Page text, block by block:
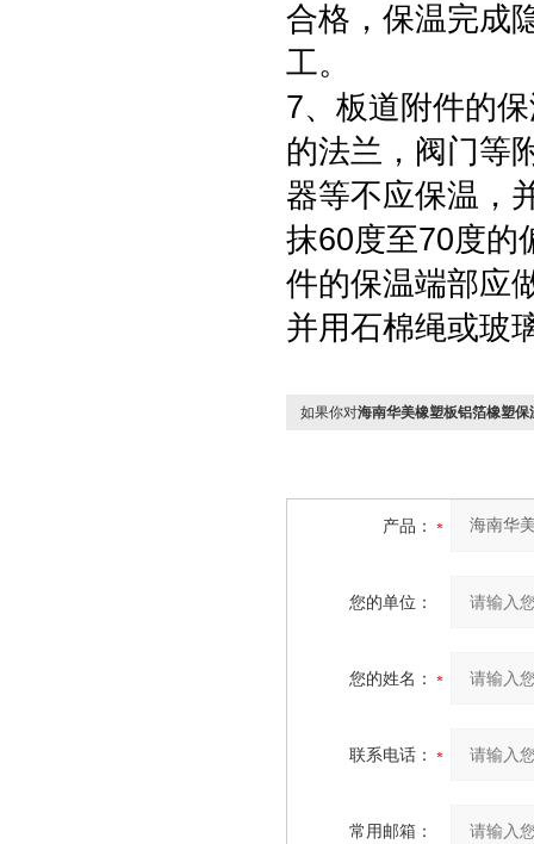
合格，保温完成
工。
7、板道附件的
的法兰，阀门等
器等不应保温，
抹60度至70度的
件的保温端部应
并用石棉绳或玻
如果你对海南华美橡塑板铝箔橡塑保
产品：
您的单位：
您的姓名：
联系电话：
常用邮箱：